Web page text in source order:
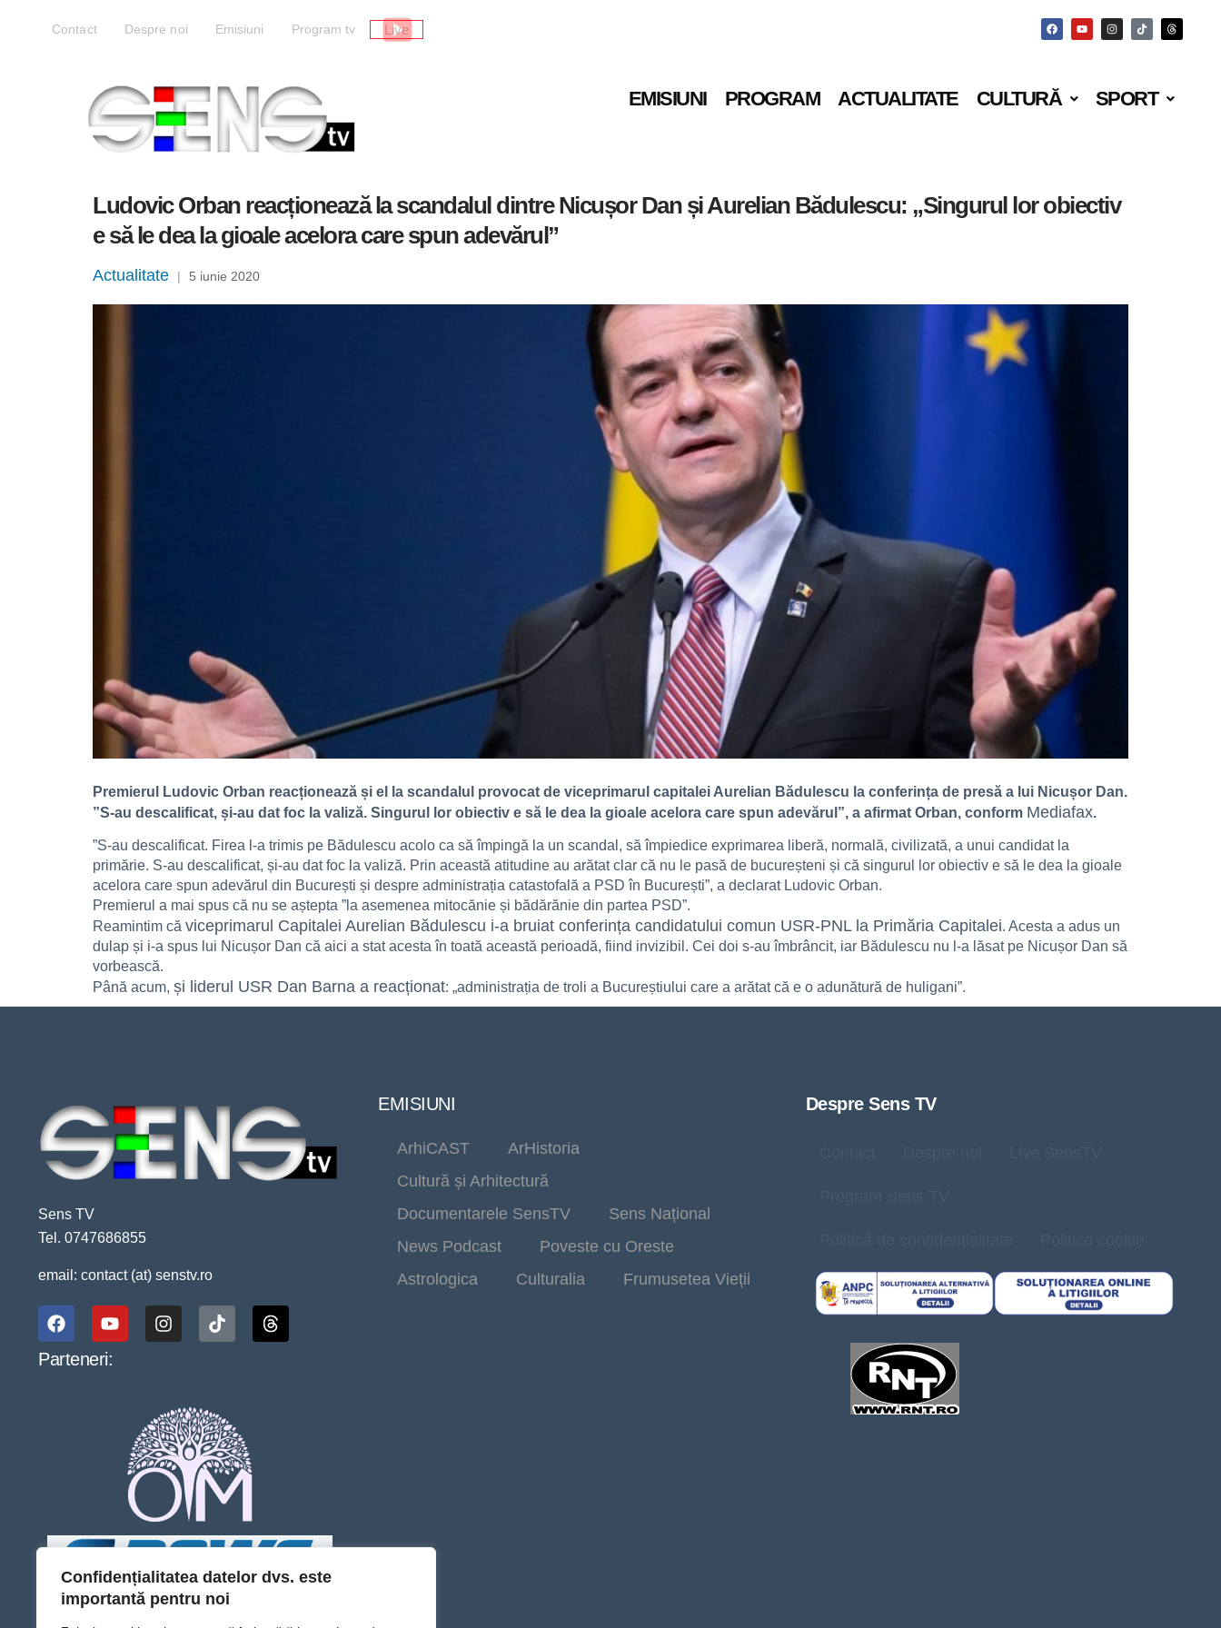
Confidențialitatea datelor dvs. este
importantă pentru noi
Contact Despre noi Emisiuni Program tv Live
EMISIUNI PROGRAM ACTUALITATE CULTURĂ SPORT
Ludovic Orban reacționează la scandalul dintre Nicușor Dan și Aurelian Bădulescu: „Singurul lor obiectiv
e să le dea la gioale acelora care spun adevărul”
Actualitate | 5 iunie 2020
Premierul Ludovic Orban reacționează și el la scandalul provocat de viceprimarul capitalei Aurelian Bădulescu la conferința de presă a lui Nicușor Dan.
”S-au descalificat, și-au dat foc la valiză. Singurul lor obiectiv e să le dea la gioale acelora care spun adevărul”, a afirmat Orban, conform Mediafax.
”S-au descalificat. Firea l-a trimis pe Bădulescu acolo ca să împingă la un scandal, să împiedice exprimarea liberă, normală, civilizată, a unui candidat la
primărie. S-au descalificat, și-au dat foc la valiză. Prin această atitudine au arătat clar că nu le pasă de bucureșteni și că singurul lor obiectiv e să le dea la gioale
acelora care spun adevărul din București și despre administrația catastofală a PSD în București”, a declarat Ludovic Orban.
Premierul a mai spus că nu se aștepta ”la asemenea mitocănie și bădărănie din partea PSD”.
Reamintim că viceprimarul Capitalei Aurelian Bădulescu i-a bruiat conferința candidatului comun USR-PNL la Primăria Capitalei. Acesta a adus un
dulap și i-a spus lui Nicușor Dan că aici a stat acesta în toată această perioadă, fiind invizibil. Cei doi s-au îmbrâncit, iar Bădulescu nu l-a lăsat pe Nicușor Dan să
vorbească.
Până acum, și liderul USR Dan Barna a reacționat: „administrația de troli a Bucureștiului care a arătat că e o adunătură de huligani”.
Sens TV
Tel. 0747686855
email: contact (at) senstv.ro
Parteneri:
EMISIUNI
ArhiCAST
ArHistoria
Cultură și Arhitectură
Documentarele SensTV
Sens Național
News Podcast
Poveste cu Oreste
Astrologica
Culturalia Frumusetea Vieții
Despre Sens TV